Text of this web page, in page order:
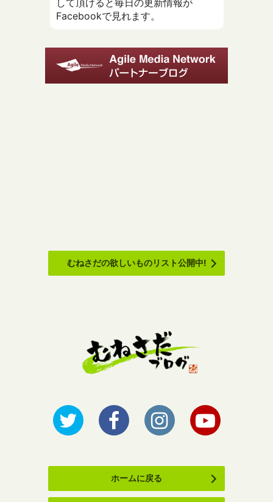
して頂けると毎日の更新情報が
Facebookで見れます。
むねさだの欲しいものリスト公開中!
ホームに戻る